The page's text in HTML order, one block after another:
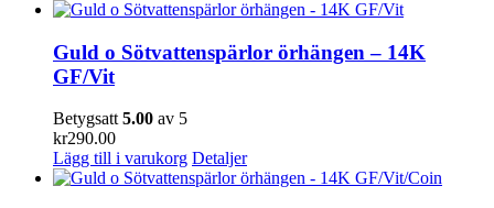
Guld o Sötvattenspärlor örhängen – 14K
GF/Vit
Betygsatt 5.00 av 5
kr290.00
Lägg till i varukorg Detaljer